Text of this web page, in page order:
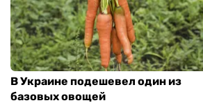
В Украине подешевел один из
базовых овощей